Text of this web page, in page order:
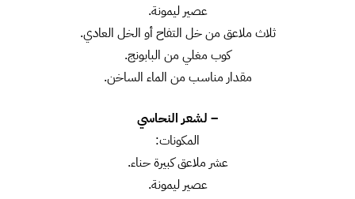
عصير ليمونة.
ثلاث ملاعق من خل التفاح أو الخل العادي.
كوب مغلي من البابونج.
مقدار مناسب من الماء الساخن.
– لشعر النحاسي
المكونات:
عشر ملاعق كبيرة حناء.
عصير ليمونة.